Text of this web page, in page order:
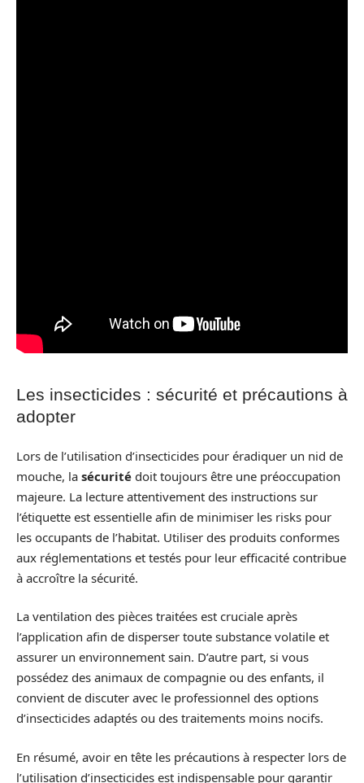
Les insecticides : sécurité et précautions à
adopter
Lors de l’utilisation d’insecticides pour éradiquer un nid de
mouche, la sécurité doit toujours être une préoccupation
majeure. La lecture attentivement des instructions sur
l’étiquette est essentielle afin de minimiser les risks pour
les occupants de l’habitat. Utiliser des produits conformes
aux réglementations et testés pour leur efficacité contribue
à accroître la sécurité.
La ventilation des pièces traitées est cruciale après
l’application afin de disperser toute substance volatile et
assurer un environnement sain. D’autre part, si vous
possédez des animaux de compagnie ou des enfants, il
convient de discuter avec le professionnel des options
d’insecticides adaptés ou des traitements moins nocifs.
En résumé, avoir en tête les précautions à respecter lors de
l’utilisation d’insecticides est indispensable pour garantir